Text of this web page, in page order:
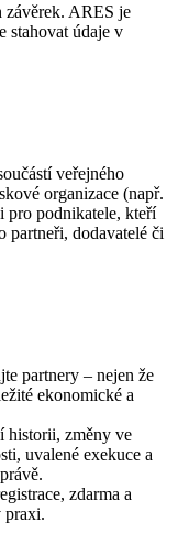
závěrek. ARES je
stahovat údaje v
veřejného
organizace (např.
pro podnikatele, kteří
partneři, dodavatelé či
partnery – nejen že
ekonomické a
historii, změny ve
uvalené exekuce a
zdarma a
praxi.